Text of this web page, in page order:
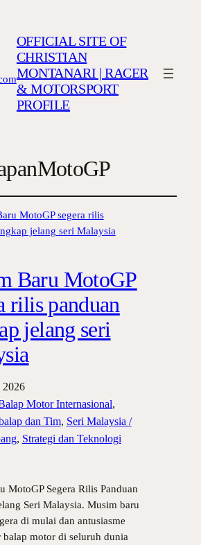
OFFICIAL SITE OF
CHRISTIAN
MONTANARI | RACER
& MOTORSPORT
PROFILE
Baru MotoGP
rilis panduan
jelang seri
2026
Motor Internasional
dan Tim, Seri Malaysia /
, Strategi dan Teknologi
MotoGP Segera Rilis Panduan
Seri Malaysia. Musim baru
di mulai dan antusiasme
balap motor di seluruh dunia